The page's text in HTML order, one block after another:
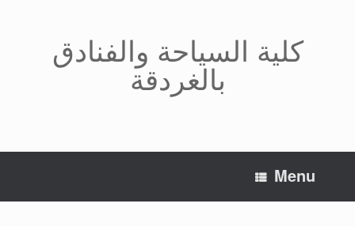
كلية السياحة والفنادق
بالغردقة
Menu